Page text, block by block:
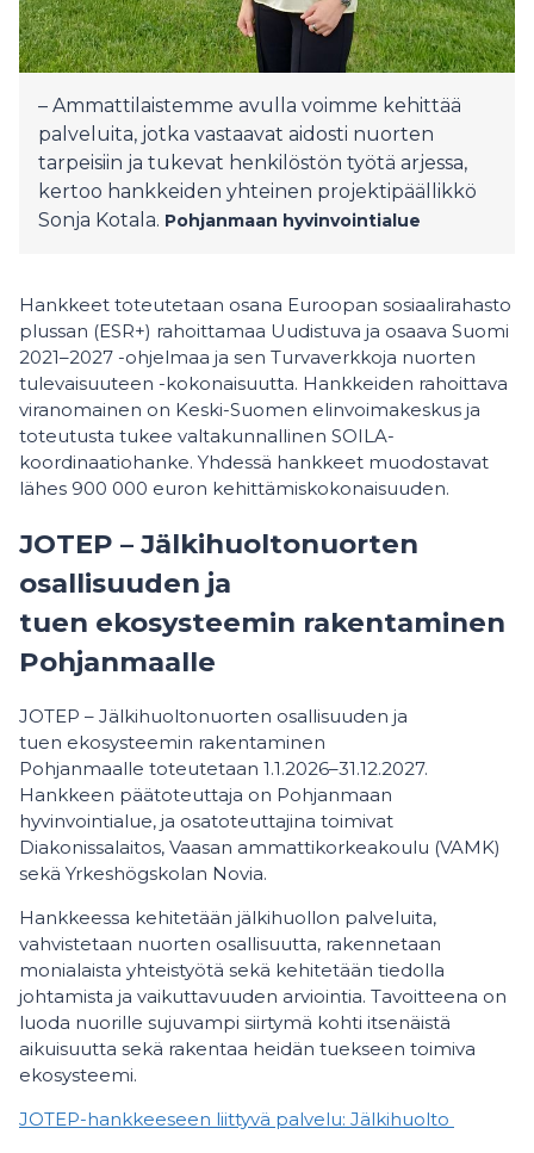
– Ammattilaistemme avulla voimme kehittää
palveluita, jotka vastaavat aidosti nuorten
tarpeisiin ja tukevat henkilöstön työtä arjessa,
kertoo hankkeiden yhteinen projektipäällikkö
Sonja Kotala. Pohjanmaan hyvinvointialue
Hankkeet toteutetaan osana Euroopan sosiaalirahasto
plussan (ESR+) rahoittamaa Uudistuva ja osaava Suomi
2021–2027 -ohjelmaa ja sen Turvaverkkoja nuorten
tulevaisuuteen -kokonaisuutta. Hankkeiden rahoittava
viranomainen on Keski-Suomen elinvoimakeskus ja
toteutusta tukee valtakunnallinen SOILA-
koordinaatiohanke. Yhdessä hankkeet muodostavat
lähes 900 000 euron kehittämiskokonaisuuden.
JOTEP – Jälkihuoltonuorten
osallisuuden ja
tuen ekosysteemin rakentaminen
Pohjanmaalle
JOTEP – Jälkihuoltonuorten osallisuuden ja
tuen ekosysteemin rakentaminen
Pohjanmaalle toteutetaan 1.1.2026–31.12.2027.
Hankkeen päätoteuttaja on Pohjanmaan
hyvinvointialue, ja osatoteuttajina toimivat
Diakonissalaitos, Vaasan ammattikorkeakoulu (VAMK)
sekä Yrkeshögskolan Novia.
Hankkeessa kehitetään jälkihuollon palveluita,
vahvistetaan nuorten osallisuutta, rakennetaan
monialaista yhteistyötä sekä kehitetään tiedolla
johtamista ja vaikuttavuuden arviointia. Tavoitteena on
luoda nuorille sujuvampi siirtymä kohti itsenäistä
aikuisuutta sekä rakentaa heidän tuekseen toimiva
ekosysteemi.
JOTEP-hankkeeseen liittyvä palvelu: Jälkihuolto